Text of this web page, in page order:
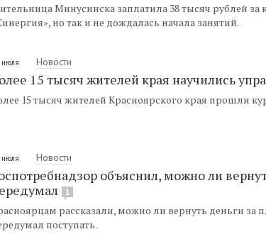
Минусинска заплатила 38 тысяч рублей за
но так и не дождалась начала занятий.
Новости
15 тысяч жителей края научились
15 тысяч жителей Красноярского края прошли
июля Новости
объяснил, можно ли
1
рассказали, можно ли вернуть деньги за
поступать.